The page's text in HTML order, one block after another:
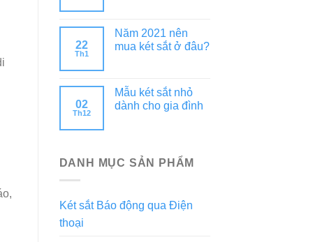
22
Th1
Năm 2021 nên
mua két sắt ở đâu?
02
Th12
Mẫu két sắt nhỏ
dành cho gia đình
DANH MỤC SẢN PHẨM
Két sắt Báo động qua Điện
thoại